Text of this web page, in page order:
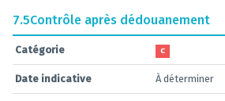
7.5Contrôle après dédouanement
Catégorie C
Date indicative À déterminer